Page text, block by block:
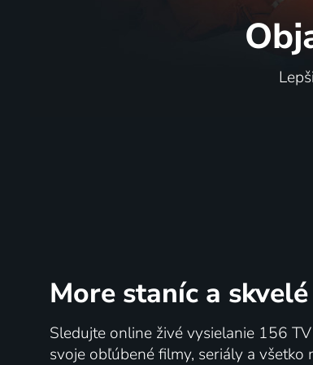
Slimák Maťo a škriatok Klinček
1976 | Československo | Animovaný, Rozprávka
More staníc a
Sledujte online živé vysielanie 156
svoje obľúbené filmy, seriály a